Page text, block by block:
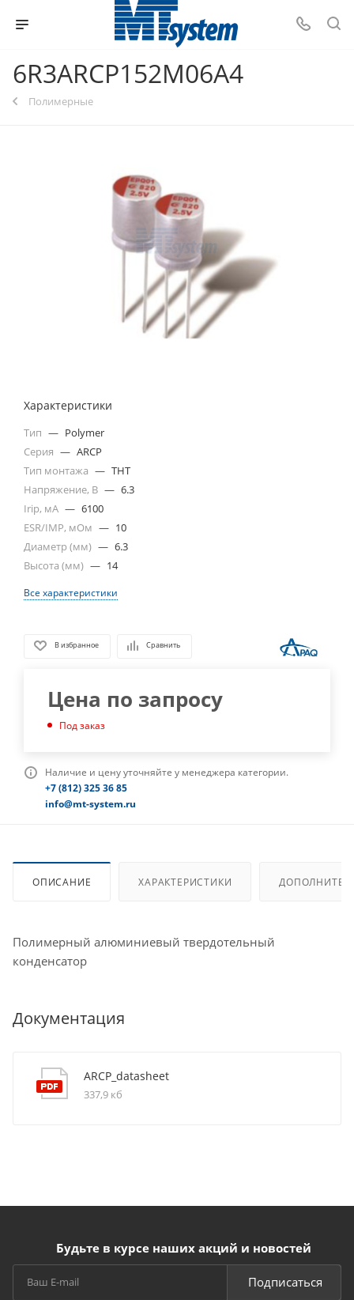
6R3ARCP152M06A4
Полимерные
Характеристики
Тип — Polymer
Серия — ARCP
Тип монтажа — THT
Напряжение, В — 6.3
Irip, мА — 6100
ESR/IMP, мОм — 10
Диаметр (мм) — 6.3
Высота (мм) — 14
Все характеристики
В избранное Сравнить
Цена по запросу
Под заказ
Наличие и цену уточняйте у менеджера категории.
+7 (812) 325 36 85
info@mt-system.ru
ОПИСАНИЕ ХАРАКТЕРИСТИКИ
Полимерный алюминиевый твердотельный
конденсатор
Документация
ARCP_datasheet
337,9 кб
Будьте в курсе наших акций и новостей
Подписаться